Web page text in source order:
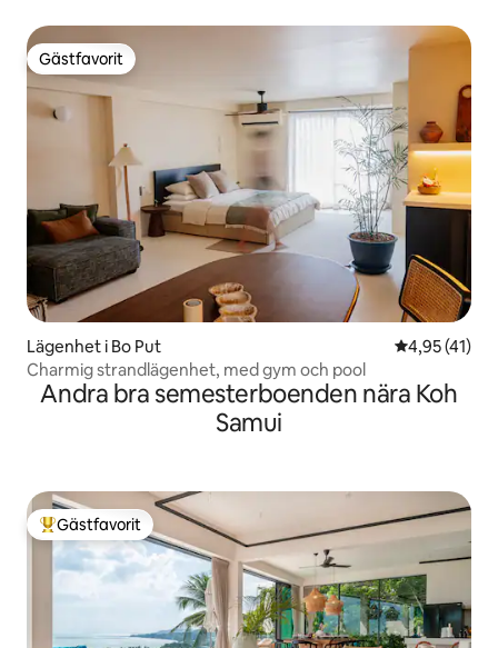
Gästfavorit
Gästfavorit
Lägenhet i Bo Put 4,95 av 5 i
4,95 (41)
Charmig strandlägenhet, med gym och pool
Andra bra semesterboenden nära Koh
Samui
Populär gästfavorit
Gästfavorit